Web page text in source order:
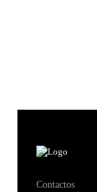
Contactos